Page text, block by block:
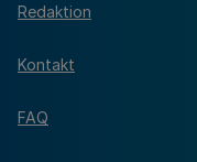
Redaktion
Kontakt
FAQ